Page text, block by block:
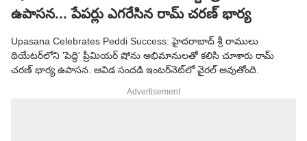
ఉపాసన... పేపర్లు ఎగరేసిన రామ్ చరణ్ భార్య
Upasana Celebrates Peddi Success: హైదరాబాద్ శ్రీ రాములు
థియేటర్‌లోని 'పెద్ది' ప్రీమియర్ షోను అభిమానులతో కలిసి చూశారు రామ్
చరణ్ భార్య ఉపాసన. ఆవిడ సందడి ఇంటర్‌నెట్‌లో వైరల్ అవుతోంది.
Advertisement